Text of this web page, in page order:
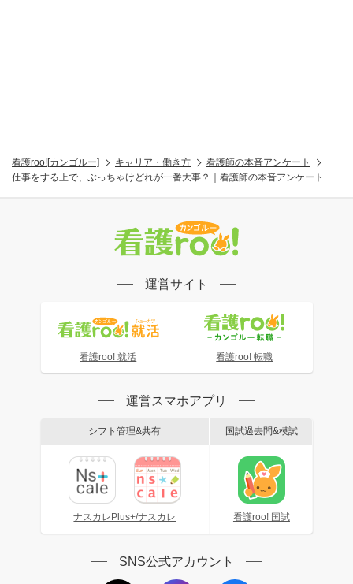
看護roo![カンゴルー] キャリア・働き方
看護師の本音アンケート
仕事をする上で、ぶっちゃけどれが一番大事？｜看護師の本音アンケート
運営サイト
看護roo! 就活 看護roo! 転職
運営スマホアプリ
シフト管理&共有
ナスカレPlus+/ナスカレ
国試過去問&模試
看護roo! 国試
SNS公式アカウント